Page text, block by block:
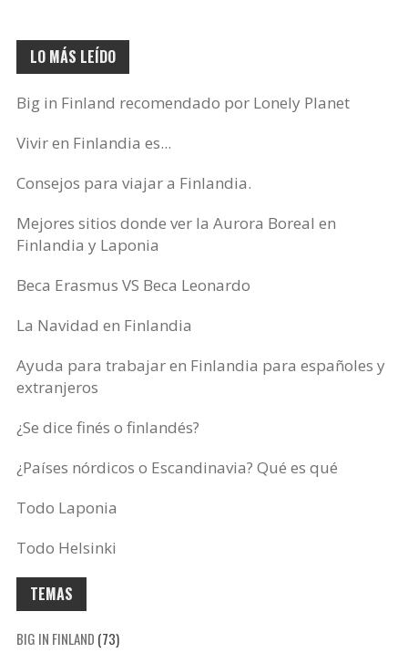
LO MÁS LEÍDO
Big in Finland recomendado por Lonely Planet
Vivir en Finlandia es...
Consejos para viajar a Finlandia.
Mejores sitios donde ver la Aurora Boreal en
Finlandia y Laponia
Beca Erasmus VS Beca Leonardo
La Navidad en Finlandia
Ayuda para trabajar en Finlandia para españoles y
extranjeros
¿Se dice finés o finlandés?
¿Países nórdicos o Escandinavia? Qué es qué
Todo Laponia
Todo Helsinki
TEMAS
BIG IN FINLAND (73)